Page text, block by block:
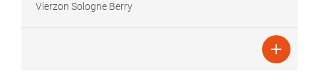
Vierzon Sologne Berry
